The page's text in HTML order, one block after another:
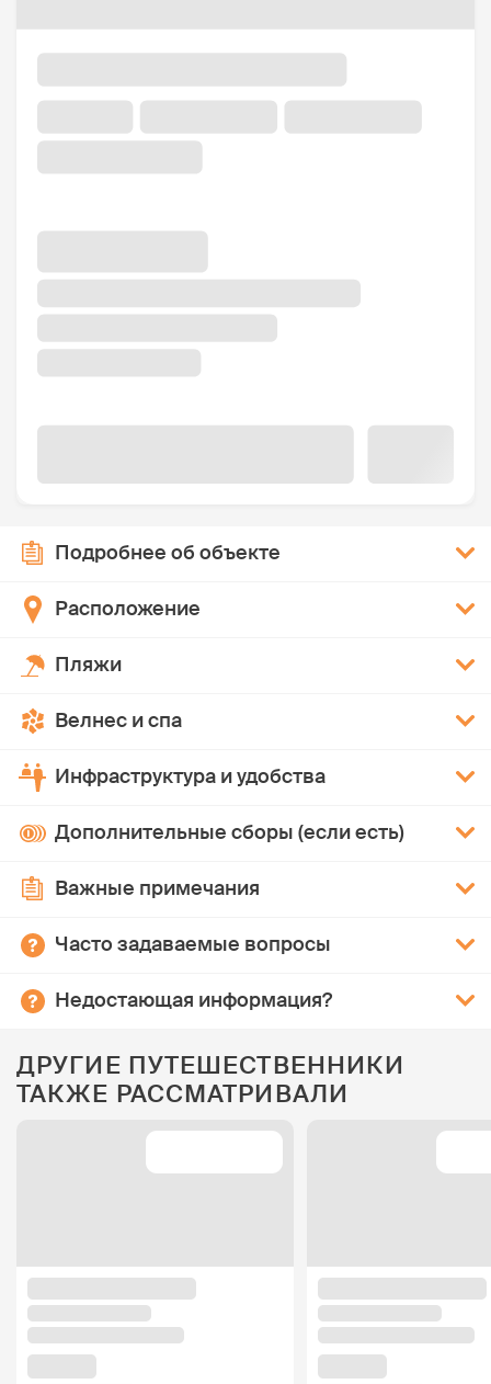
Подробнее об объекте
Расположение
Пляжи
Велнес и спа
Инфраструктура и удобства
Дополнительные сборы (если есть)
Важные примечания
Часто задаваемые вопросы
Недостающая информация?
ДРУГИЕ ПУТЕШЕСТВЕННИКИ
ТАКЖЕ РАССМАТРИВАЛИ